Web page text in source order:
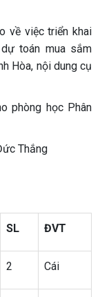
về việc triển khai
toán mua sắm
Hòa, nội dung cụ
phòng học Phân
Thắng
SL ĐVT
2 Cái